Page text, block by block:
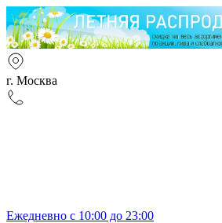
г. Москва
Ежедневно с 10:00 до 23:00